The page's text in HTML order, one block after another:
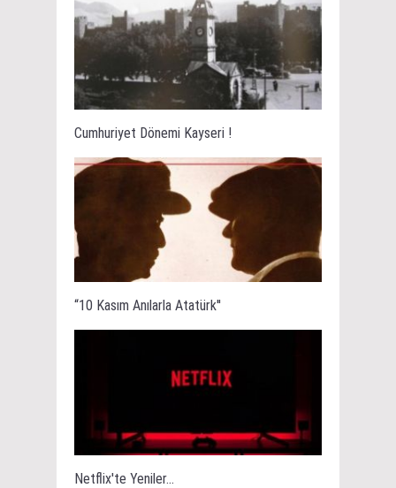
Cumhuriyet Dönemi Kayseri !
“10 Kasım Anılarla Atatürk''
Netflix'te Yeniler...